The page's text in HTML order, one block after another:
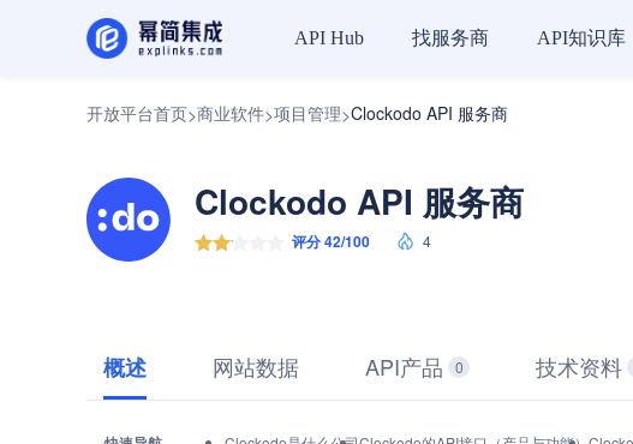
API Hub 找服务商 API知识库
开放平台首页>商业软件>项目管理>Clockodo API 服务商
Clockodo API 服务商
评分 42/100 4
概述 网站数据 API产品 0 技术资料